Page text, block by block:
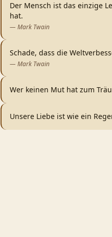
Der Mensch ist das einzige
hat.
— Mark Twain
Schade, dass die
— Mark Twain
Wer keinen Mut hat zum
Unsere Liebe ist wie ein